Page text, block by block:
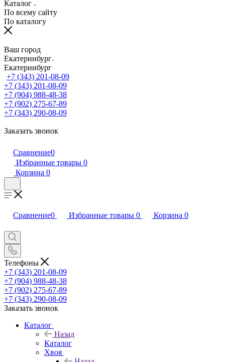
Каталог
По всему сайту
По каталогу
Ваш город
Екатеринбург
Екатеринбург
+7 (343) 201-08-09
+7 (343) 201-08-09
+7 (904) 988-48-38
+7 (902) 275-67-89
+7 (343) 290-08-09
Заказать звонок
Сравнение0
Избранные товары 0
Корзина 0
Сравнение0 Избранные товары 0 Корзина 0
Телефоны
+7 (343) 201-08-09
+7 (904) 988-48-38
+7 (902) 275-67-89
+7 (343) 290-08-09
Заказать звонок
Каталог
Назад
Каталог
Хвоя